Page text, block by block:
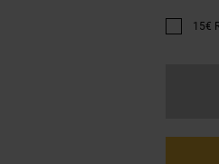
15€